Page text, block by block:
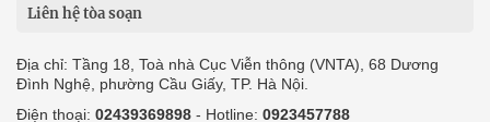
Liên hệ tòa soạn
Địa chỉ: Tầng 18, Toà nhà Cục Viễn thông (VNTA), 68 Dương
Đình Nghệ, phường Cầu Giấy, TP. Hà Nội.
Điện thoại: 02439369898 - Hotline: 0923457788